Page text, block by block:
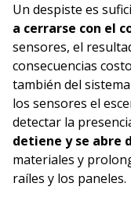
Un despiste es
a cerrarse con el
sensores, el
consecuencias
también del
los sensores el
detectar la
detiene y se abre
materiales y
raíles y los paneles.